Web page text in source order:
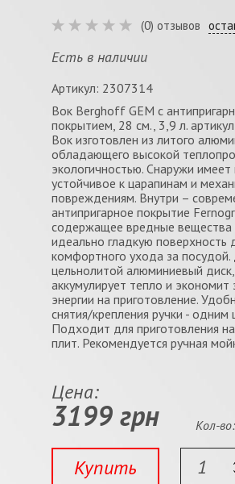
(0) отзывов
Есть в наличии
Артикул: 2307314
Вок Berghoff GEM с
покрытием, 28 см., 3,9 л.
Вок изготовлен из литого
обладающего высокой
экологичностью. Снаружи
устойчивое к царапинам и
повреждениям. Внутри –
антипригарное покрытие
содержащее вредные
идеально гладкую поверхность
комфортного ухода за
цельнолитой алюминиевый
аккумулирует тепло и экономит
энергии на приготовление.
снятия/крепления ручки -
Подходит для приготовления
плит. Рекомендуется ручная
Цена:
3199 грн
Купить
Кол-во: